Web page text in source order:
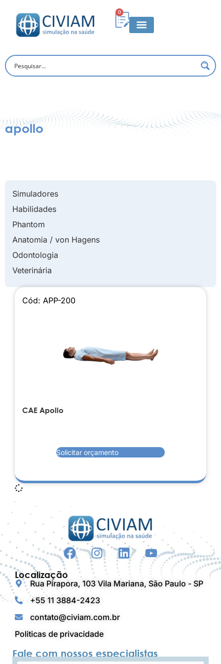
0
apollo
Simuladores
Habilidades
Phantom
Anatomia / von Hagens
Odontologia
Veterinária
Cód: APP-200
CAE Apollo
Solicitar orçamento
Localização
Rua Pirapora, 103 Vila Mariana, São Paulo - SP
+55 11 3884-2423
contato@civiam.com.br
Politicas de privacidade
Fale com nossos especialistas